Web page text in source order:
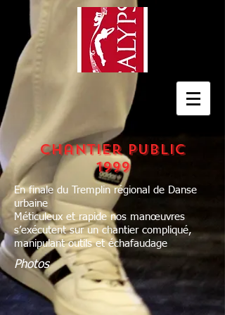
Chantier public
1999
En finale du Tremplin régional de Danse
urbaine
Méticuleux et rapide nos manœuvres
s’exécutent sur un chantier compliqué,
manipulant outils et échafaudage
Photos